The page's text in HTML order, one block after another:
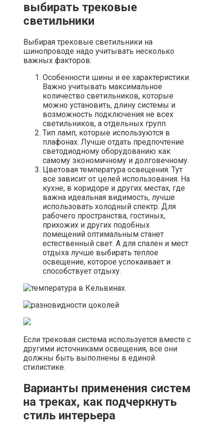
выбирать трековые
светильники
Выбирая трековые светильники на
шинопроводе надо учитывать несколько
важных факторов:
Особенности шины и ее характеристики.
Важно учитывать максимальное
количество светильников, которые
можно установить, длину системы и
возможность подключения не всех
светильников, а отдельных групп.
Тип ламп, которые используются в
плафонах. Лучше отдать предпочтение
светодиодному оборудованию как
самому экономичному и долговечному.
Цветовая температура освещения. Тут
все зависит от целей использования. На
кухне, в коридоре и других местах, где
важна идеальная видимость, лучше
использовать холодный спектр. Для
рабочего пространства, гостиных,
прихожих и других подобных
помещений оптимальным станет
естественный свет. А для спален и мест
отдыха лучше выбирать теплое
освещение, которое успокаивает и
способствует отдыху.
Если трековая система используется вместе с
другими источниками освещения, все они
должны быть выполнены в единой
стилистике.
Варианты применения систем
на треках, как подчеркнуть
стиль интерьера